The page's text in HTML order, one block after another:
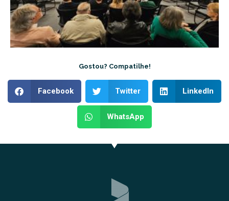
Gostou? Compatilhe!
Facebook Twitter LinkedIn
WhatsApp